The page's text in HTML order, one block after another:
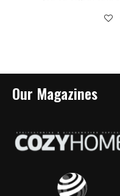
Our Magazines